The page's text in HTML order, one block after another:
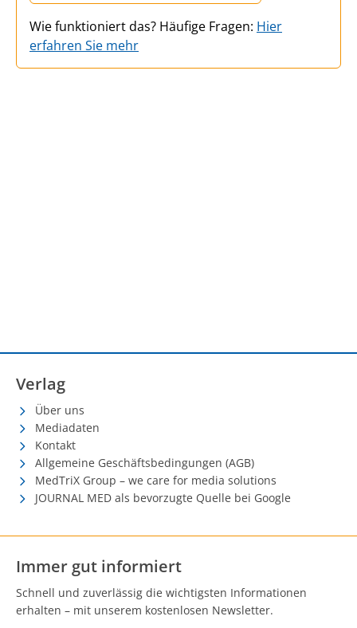
Wie funktioniert das? Häufige Fragen: Hier
erfahren Sie mehr
Verlag
Über uns
Mediadaten
Kontakt
Allgemeine Geschäftsbedingungen (AGB)
MedTriX Group – we care for media solutions
JOURNAL MED als bevorzugte Quelle bei Google
Immer gut informiert
Schnell und zuverlässig die wichtigsten Informationen
erhalten – mit unserem kostenlosen Newsletter.